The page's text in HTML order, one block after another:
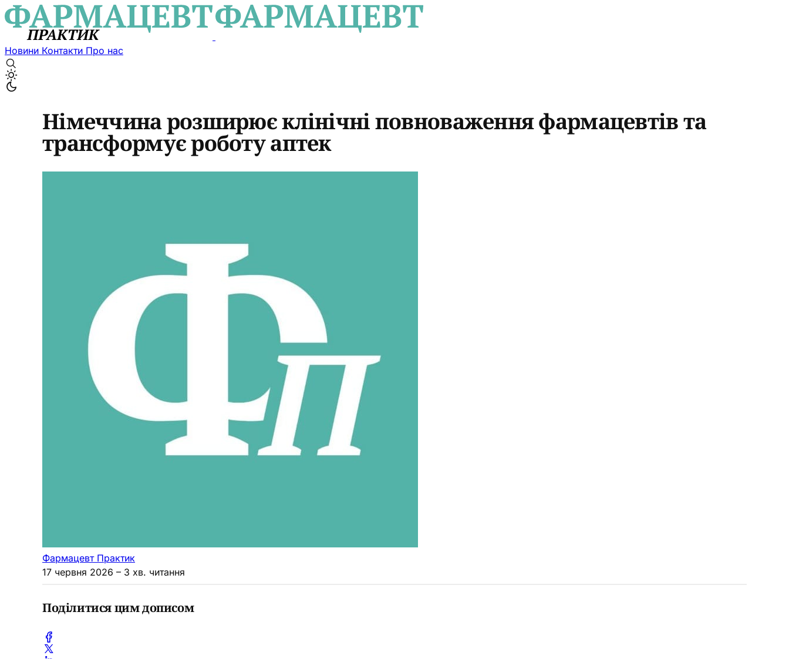
Новини Контакти Про нас
Німеччина розширює клінічні повноваження фармацевтів та
трансформує роботу аптек
Фармацевт Практик
17 червня 2026 – 3 хв. читання
Поділитися цим дописом